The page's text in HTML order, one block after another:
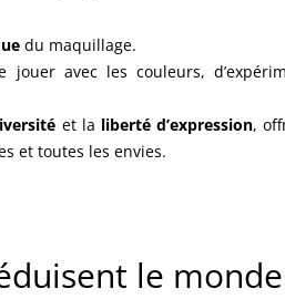
du maquillage.
avec les couleurs,
et la liberté d’expression,
et toutes les envies.
le